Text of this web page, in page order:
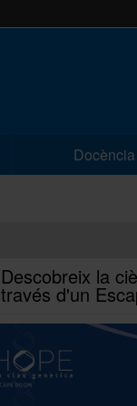
Docència
Descobreix la
través d'un